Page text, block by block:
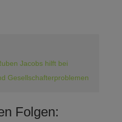
Jacobs hilft bei
Gesellschafterproblemen
Folgen: